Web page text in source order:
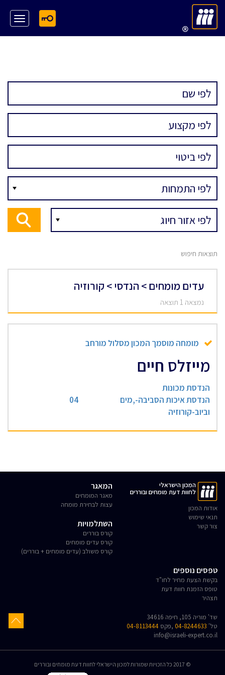
תוצאות חיפוש
עדים מומחים > הנדסי > קורוזיה
נמצאה 1 תוצאה
מומחה מוסמך המכון מסלול מורחב
מייזלס חיים
הנדסת מכונות
הנדסת איכות הסביבה-,מים
וביוב-קורוזיה
04
המכון הישראלי
לחוות דעת מומחים ובוררים
אודות המכון
תנאי שימוש
צור קשר
המאגר
מאגר המומחים
עצות לבחירת מומחה
השתלמויות
קורס בוררים
קורס עדים מומחים
קורס משולב (עדים מומחים + בוררים)
טפסים נוספים
בקשת הצעת מחיר לחו"ד
טופס הזמנת חוות דעת
תצהיר
שד' מוריה 105, חיפה 34616
טל' 04-8244633 ,פקס 04-8113444
info@israeli-expert.co.il
© 2017 כל הזכויות שמורות למכון הישראלי לחוות דעת מומחים ובוררים